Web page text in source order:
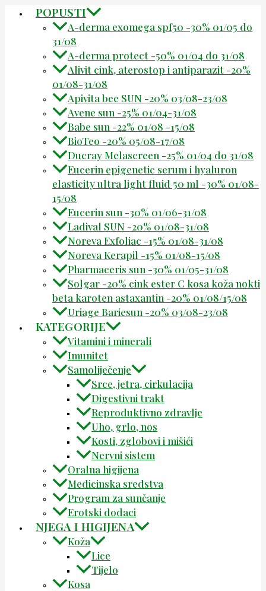
POPUSTI
A-derma exomega spf50 -30% 01/05 do
31/08
A-derma protect -50% 01/04 do 31/08
Alivit cink, aterostop i antiparazit -20%
01/08-31/08
Apivita bee SUN -20% 03/08-23/08
Avene sun -25% 01/04-31/08
Babe sun -22% 01/08 -15/08
BioTeo -20% 05/08-17/08
Ducray Melascreen -25% 01/04 do 31/08
Eucerin epigenetic serum i hyaluron
elasticity ultra light fluid 50 ml -30% 01/08-
15/08
Eucerin sun -30% 01/06-31/08
Ladival SUN -20% 01/08-31/08
Noreva Exfoliac -15% 01/08-31/08
Noreva Kerapil -15% 01/08-15/08
Pharmaceris sun -30% 01/05-31/08
Solgar -20% cink ester C kosa koža nokti
beta karoten astaxantin -20% 01/08/15/08
Uriage Bariesun -20% 03/08-23/08
KATEGORIJE
Vitamini i minerali
Imunitet
Samoliječenje
Srce, jetra, cirkulacija
Digestivni trakt
Reproduktivno zdravlje
Uho, grlo, nos
Kosti, zglobovi i mišići
Nervni sistem
Oralna higijena
Medicinska sredstva
Program za sunčanje
Erotski dodaci
NJEGA I HIGIJENA
Koža
Lice
Tijelo
Kosa